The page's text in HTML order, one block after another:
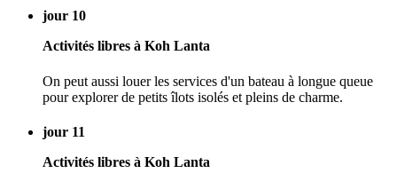
jour 10
Activités libres à Koh Lanta
On peut aussi louer les services d'un bateau à longue queue
pour explorer de petits îlots isolés et pleins de charme.
jour 11
Activités libres à Koh Lanta